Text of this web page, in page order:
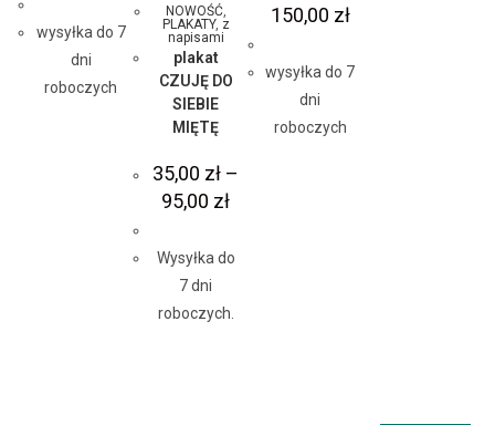
wysyłka do 7
dni
roboczych
NOWOŚĆ,
PLAKATY, z
napisami
plakat
CZUJĘ DO
SIEBIE
MIĘTĘ
35,00 zł –
95,00 zł
Wysyłka do
7 dni
roboczych.
150,00 zł
wysyłka do 7
dni
roboczych